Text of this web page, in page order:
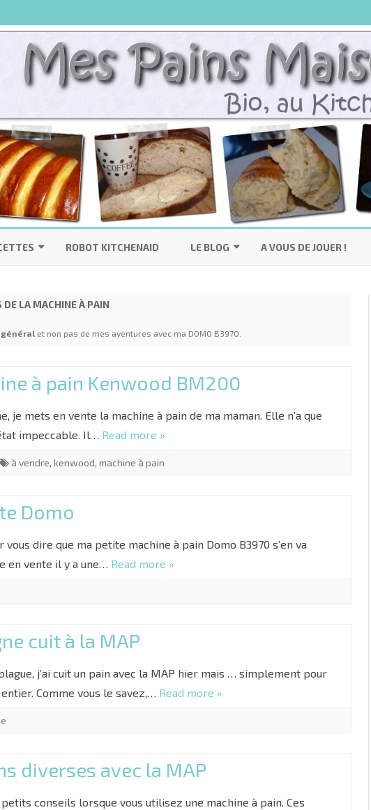
to
PAINS BASIQUES
PAINS SPÉCIAUX
LES RECETTES …
ROBOT KITCHENAID LE BLOG
EN VRAC
A VOUS DE JOUER !
DE LA MACHINE À PAIN
et non pas de mes aventures avec ma DOMO B3970.
à pain Kenwood BM200
je mets en vente la machine à pain de ma maman. Elle n’a que
impeccable. Il… Read more »
à vendre, kenwood, machine à pain
Domo
dire que ma petite machine à pain Domo B3970 s’en va
en vente il y a une… Read more »
cuit à la MAP
blague, j’ai cuit un pain avec la MAP hier mais … simplement pour
Comme vous le savez,… Read more »
diverses avec la MAP
conseils lorsque vous utilisez une machine à pain. Ces